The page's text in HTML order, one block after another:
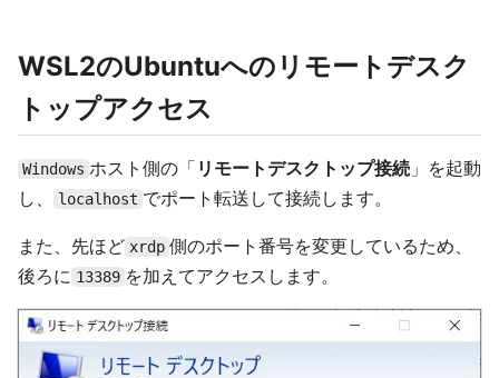
WSL2のUbuntuへのリモートデスク
トップアクセス
Windows ホスト側の「 リモートデスクトップ接続 」を起動
し、
localhost でポート転送して接続します。
また、先ほど xrdp 側のポート番号を変更しているため、
後ろに 13389 を加えてアクセスします。